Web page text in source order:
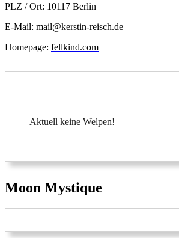
PLZ / Ort: 10117 Berlin
E-Mail: mail@kerstin-reisch.de
Homepage: fellkind.com
Aktuell keine Welpen!
Moon Mystique